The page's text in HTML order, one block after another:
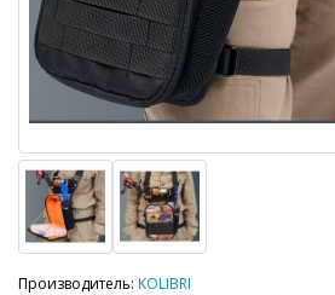
Производитель: KOLIBRI